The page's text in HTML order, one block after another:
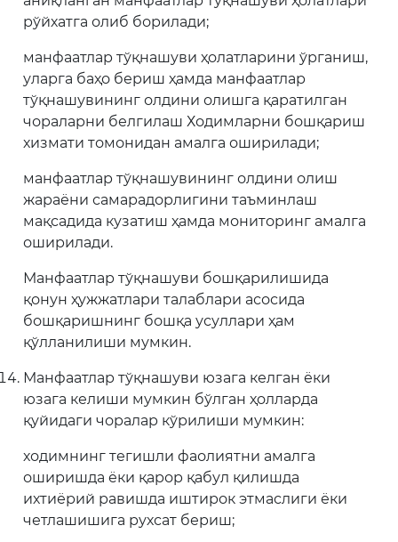
рўйхатга олиб борилади;
манфаатлар тўқнашуви ҳолатларини ўрганиш,
уларга баҳо бериш ҳамда манфаатлар
тўқнашувининг олдини олишга қаратилган
чораларни белгилаш Ходимларни бошқариш
хизмати томонидан амалга оширилади;
манфаатлар тўқнашувининг олдини олиш
жараёни самарадорлигини таъминлаш
мақсадида кузатиш ҳамда мониторинг амалга
оширилади.
Манфаатлар тўқнашуви бошқарилишида
қонун ҳужжатлари талаблари асосида
бошқаришнинг бошқа усуллари ҳам
қўлланилиши мумкин.
Манфаатлар тўқнашуви юзага келган ёки
юзага келиши мумкин бўлган ҳолларда
қуйидаги чоралар кўрилиши мумкин:
ходимнинг тегишли фаолиятни амалга
оширишда ёки қарор қабул қилишда
ихтиёрий равишда иштирок этмаслиги ёки
четлашишига рухсат бериш;